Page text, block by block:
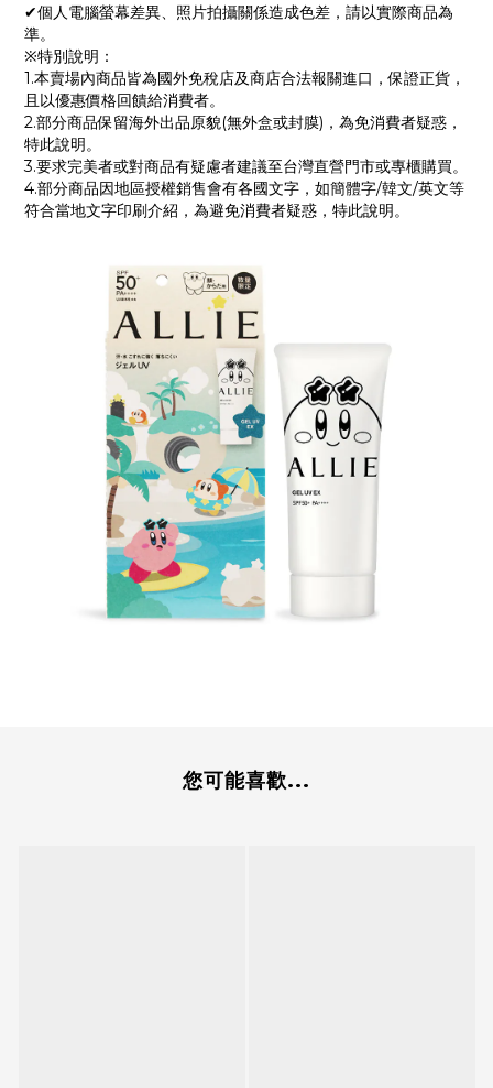
✔個人電腦螢幕差異、照片拍攝關係造成色差，請以實際商品為
準。
※特別說明：
1.本賣場內商品皆為國外免稅店及商店合法報關進口，保證正貨，
且以優惠價格回饋給消費者。
2.部分商品保留海外出品原貌(無外盒或封膜)，為免消費者疑惑，
特此說明。
3.要求完美者或對商品有疑慮者建議至台灣直營門市或專櫃購買。
4.部分商品因地區授權銷售會有各國文字，如簡體字/韓文/英文等
符合當地文字印刷介紹，為避免消費者疑惑，特此說明。
您可能喜歡...